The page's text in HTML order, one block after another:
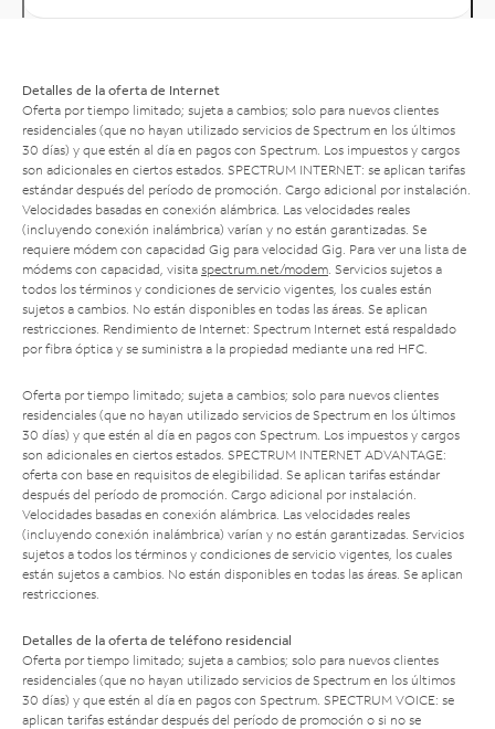
Detalles de la oferta de Internet
Oferta por tiempo limitado; sujeta a cambios; solo para nuevos clientes
residenciales (que no hayan utilizado servicios de Spectrum en los últimos
30 días) y que estén al día en pagos con Spectrum. Los impuestos y cargos
son adicionales en ciertos estados. SPECTRUM INTERNET: se aplican tarifas
estándar después del período de promoción. Cargo adicional por instalación.
Velocidades basadas en conexión alámbrica. Las velocidades reales
(incluyendo conexión inalámbrica) varían y no están garantizadas. Se
requiere módem con capacidad Gig para velocidad Gig. Para ver una lista de
módems con capacidad, visita spectrum.net/modem . Servicios sujetos a
todos los términos y condiciones de servicio vigentes, los cuales están
sujetos a cambios. No están disponibles en todas las áreas. Se aplican
restricciones. Rendimiento de Internet: Spectrum Internet está respaldado
por fibra óptica y se suministra a la propiedad mediante una red HFC.
Oferta por tiempo limitado; sujeta a cambios; solo para nuevos clientes
residenciales (que no hayan utilizado servicios de Spectrum en los últimos
30 días) y que estén al día en pagos con Spectrum. Los impuestos y cargos
son adicionales en ciertos estados. SPECTRUM INTERNET ADVANTAGE:
oferta con base en requisitos de elegibilidad. Se aplican tarifas estándar
después del período de promoción. Cargo adicional por instalación.
Velocidades basadas en conexión alámbrica. Las velocidades reales
(incluyendo conexión inalámbrica) varían y no están garantizadas. Servicios
sujetos a todos los términos y condiciones de servicio vigentes, los cuales
están sujetos a cambios. No están disponibles en todas las áreas. Se aplican
restricciones.
Detalles de la oferta de teléfono residencial
Oferta por tiempo limitado; sujeta a cambios; solo para nuevos clientes
residenciales (que no hayan utilizado servicios de Spectrum en los últimos
30 días) y que estén al día en pagos con Spectrum. SPECTRUM VOICE: se
aplican tarifas estándar después del período de promoción o si no se